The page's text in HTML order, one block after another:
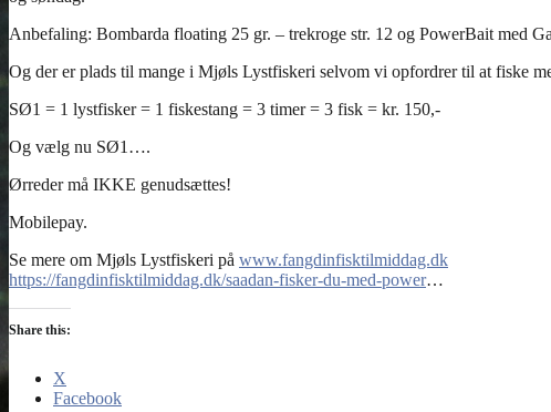
www.fangdinfisktilmiddag.dk
https://fangdinfisktilmiddag.dk/saadan-fisker-du-med-power
Share this:
X
Facebook